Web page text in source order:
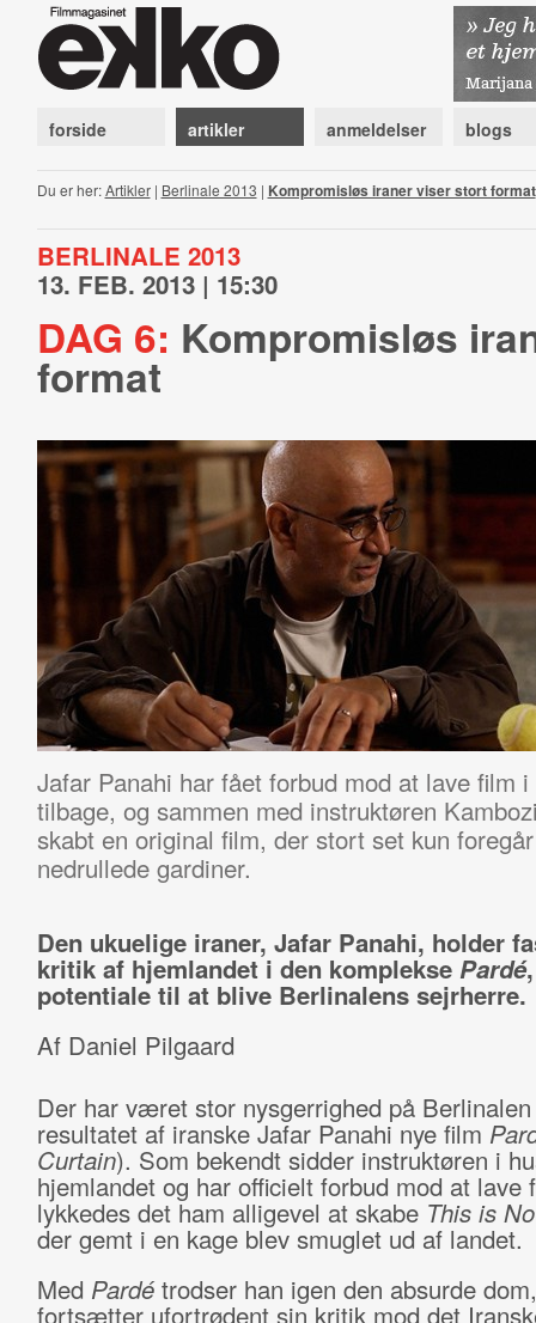
forside artikler anmeldelser blogs
Du er her:Artikler| Berlinale 2013 | Kompromisløs iraner viser stort format
BERLINALE 2013
13. FEB. 2013 | 15:30
DAG 6: Kompromisløs
format
Jafar Panahi har fået forbud mod at lave film
tilbage, og sammen med instruktøren
skabt en original film, der stort set kun
nedrullede gardiner.
Den ukuelige iraner, Jafar Panahi, holder
kritik af hjemlandet i den komplekse Pardé
potentiale til at blive Berlinalens sejrherre.
Af Daniel Pilgaard
Der har været stor nysgerrighed på
resultatet af iranske Jafar Panahi nye film
Curtain). Som bekendt sidder instruktøren i
hjemlandet og har officielt forbud mod at lave
lykkedes det ham alligevel at skabe This is
der gemt i en kage blev smuglet ud af landet.
Med Pardétrodser han igen den absurde
fortsætter ufortrødent sin kritik mod det